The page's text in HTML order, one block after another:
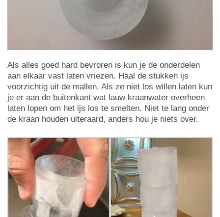
Als alles goed hard bevroren is kun je de onderdelen
aan elkaar vast laten vriezen. Haal de stukken ijs
voorzichtig uit de mallen. Als ze niet los willen laten kun
je er aan de buitenkant wat lauw kraanwater overheen
laten lopen om het ijs los te smelten. Niet te lang onder
de kraan houden uiteraard, anders hou je niets over.